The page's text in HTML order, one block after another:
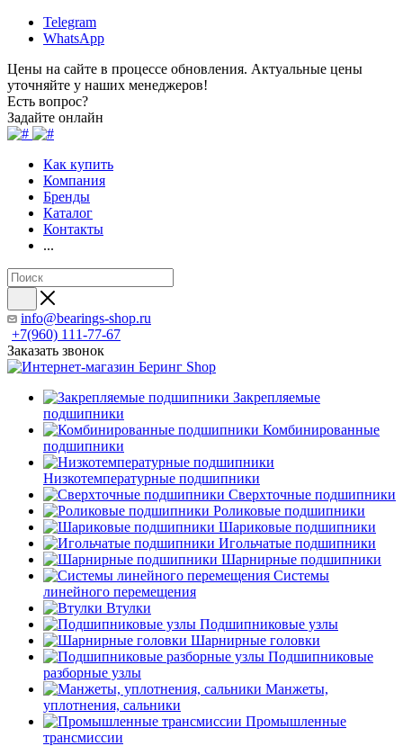
Telegram
WhatsApp
Цены на сайте в процессе обновления. Актуальные цены
уточняйте у наших менеджеров!
Есть вопрос?
Задайте онлайн
Как купить
Компания
Бренды
Каталог
Контакты
...
info@bearings-shop.ru
+7(960) 111-77-67
Заказать звонок
Закрепляемые
подшипники
Комбинированные
подшипники
Низкотемпературные подшипники
Сверхточные подшипники
Роликовые подшипники
Шариковые подшипники
Игольчатые подшипники
Шарнирные подшипники
Системы
линейного перемещения
Втулки
Подшипниковые узлы
Шарнирные головки
Подшипниковые
разборные узлы
Манжеты,
уплотнения, сальники
Промышленные
трансмиссии